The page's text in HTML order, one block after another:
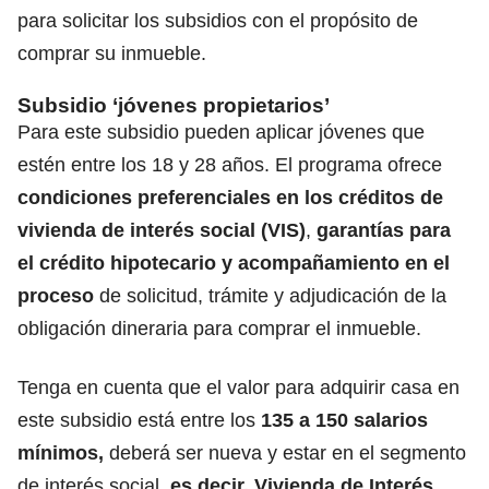
para solicitar los subsidios con el propósito de
comprar su inmueble.
Subsidio ‘jóvenes propietarios’
Para este subsidio pueden aplicar jóvenes que
estén entre los 18 y 28 años. El programa ofrece
condiciones preferenciales en los créditos de
vivienda de interés social (VIS), garantías para
el crédito hipotecario y acompañamiento en el
proceso de solicitud, trámite y adjudicación de la
obligación dineraria para comprar el inmueble.
Tenga en cuenta que el valor para adquirir casa en
este subsidio está entre los 135 a 150 salarios
mínimos, deberá ser nueva y estar en el segmento